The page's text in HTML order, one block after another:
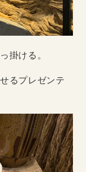
掛ける。
るプレゼンテ